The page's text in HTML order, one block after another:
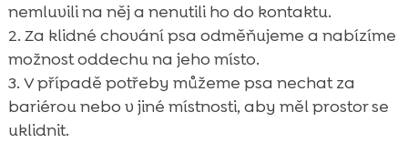
nemluvili na něj a nenutili ho do kontaktu.
Za klidné chování psa odměňujeme a nabízíme
možnost oddechu na jeho místo.
V případě potřeby můžeme psa nechat za
bariérou nebo v jiné místnosti, aby měl prostor se
uklidnit.